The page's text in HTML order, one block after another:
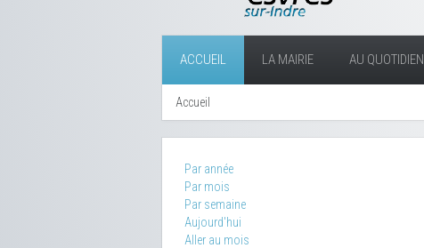
ACCUEIL LA MAIRIE AU QUOTIDIEN
Accueil
Par année
Par mois
Par semaine
Aujourd'hui
Aller au mois